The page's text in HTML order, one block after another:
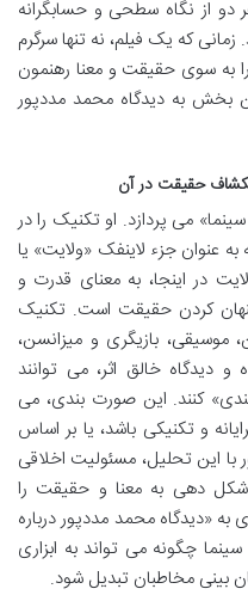
دو از نگاه سطحی و حسابگرانه
زمانی که یک فیلم، نه تنها سرگرم
را به سوی حقیقت و معنا رهنمون
بخش به دیدگاه محمد مددپور
حقیقت در آن
می پردازد. او تکنیک را در
عنوان جزء لاینفک «ولایت» یا
در اینجا، به معنای قدرت و
کردن حقیقت است. تکنیک
موسیقی، بازیگری و میزانسن،
دیدگاه خالق اثر، می توانند
کنند. این صورت بندی، می
و تکنیکی باشد، یا بر اساس
این تحلیل، مسئولیت اخلاقی
دهی به معنا و حقیقت را
«دیدگاه محمد مددپور درباره
چگونه می تواند به ابزاری
بینی مخاطبان تبدیل شود.